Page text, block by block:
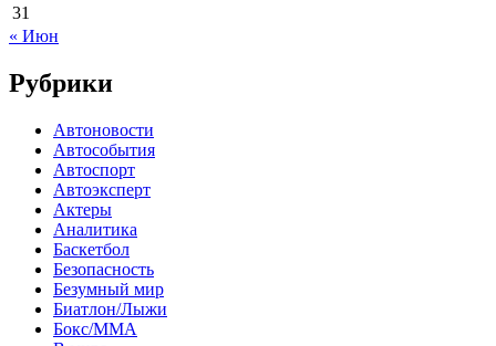
31
« Июн
Рубрики
Автоновости
Автособытия
Автоспорт
Автоэксперт
Актеры
Аналитика
Баскетбол
Безопасность
Безумный мир
Биатлон/Лыжи
Бокс/MMA